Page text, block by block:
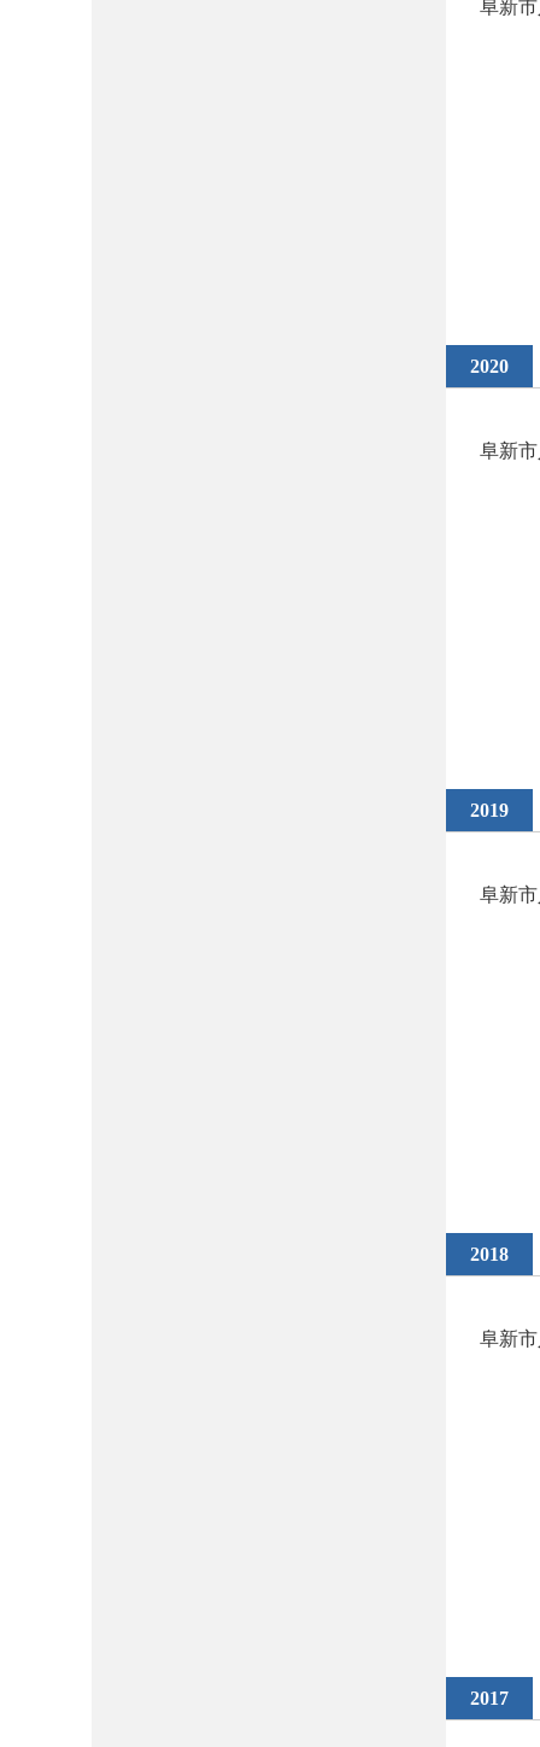
阜新
2020
阜新
2019
阜新
2018
阜新
2017